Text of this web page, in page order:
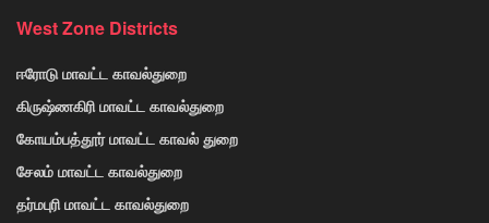
West Zone Districts
ஈரோடு மாவட்ட காவல்துறை
கிருஷ்ணகிரி மாவட்ட காவல்துறை
கோயம்பத்தூர் மாவட்ட காவல் துறை
சேலம் மாவட்ட காவல்துறை
தர்மபுரி மாவட்ட காவல்துறை